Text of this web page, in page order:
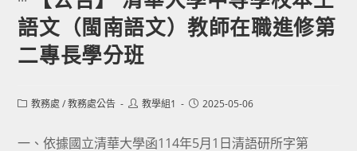
語文（閩南語文）教師在職進修第
二專長學分班
Post教務處 / 教務處公告
Post教學組1
Post2025-05-06
一、依據國立清華大學函114年5月1日清語研所字第